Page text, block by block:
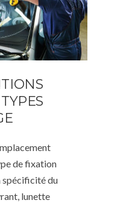
de fixation
spécificité du
lunette